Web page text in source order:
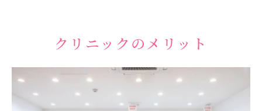
クリニックのメリット